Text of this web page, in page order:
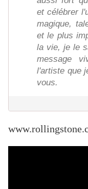
et célébrer
magique,
et le plus
la vie, je le
message
l'artiste que
vous.